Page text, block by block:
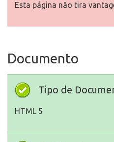
Esta página não tira
Documento
Tipo de
HTML 5